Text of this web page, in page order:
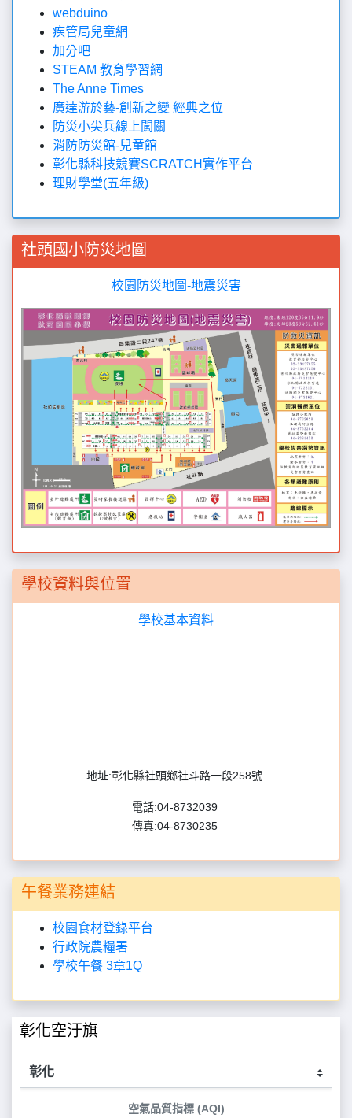
webduino
疾管局兒童網
加分吧
STEAM 教育學習網
The Anne Times
廣達游於藝-創新之變 經典之位
防災小尖兵線上闖關
消防防災館-兒童館
彰化縣科技競賽SCRATCH實作平台
理財學堂(五年級)
社頭國小防災地圖
校園防災地圖-地震災害
學校資料與位置
學校基本資料
地址:彰化縣社頭鄉社斗路一段258號
電話:04-8732039
傳真:04-8730235
午餐業務連結
校園食材登錄平台
行政院農糧署
學校午餐 3章1Q
彰化空汙旗
空氣品質指標 (AQI)